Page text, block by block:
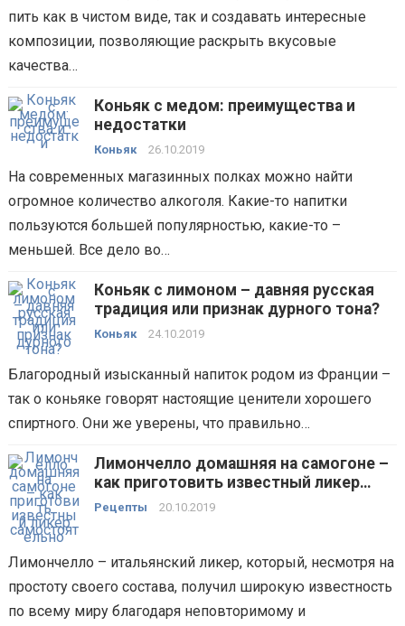
пить как в чистом виде, так и создавать интересные
композиции, позволяющие раскрыть вкусовые
качества…
Коньяк с медом: преимущества и
недостатки
Коньяк 26.10.2019
На современных магазинных полках можно найти
огромное количество алкоголя. Какие-то напитки
пользуются большей популярностью, какие-то –
меньшей. Все дело во…
Коньяк с лимоном – давняя русская
традиция или признак дурного тона?
Коньяк 24.10.2019
Благородный изысканный напиток родом из Франции –
так о коньяке говорят настоящие ценители хорошего
спиртного. Они же уверены, что правильно…
Лимончелло домашняя на самогоне –
как приготовить известный ликер
самостоятельно?
Рецепты 20.10.2019
Лимончелло – итальянский ликер, который, несмотря на
простоту своего состава, получил широкую известность
по всему миру благодаря неповторимому и